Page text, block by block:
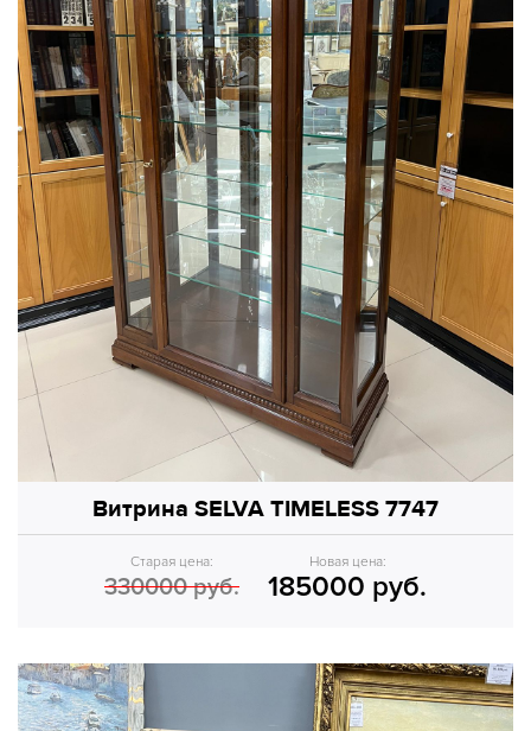
Витрина SELVA TIMELESS 7747
Старая цена:
330000 руб.
Новая цена:
185000 руб.